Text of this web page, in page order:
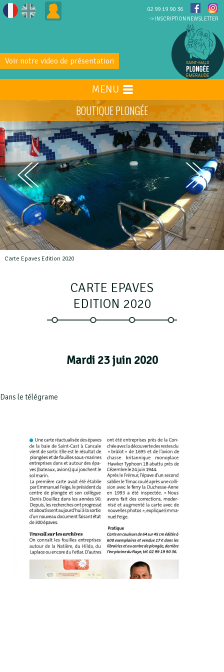
-> INSCRIPTION NEWSLETTER
02 99 19 90 36
Voir notre video de présentation
BOUTIQUE PLONGÉE
MENU
Carte Epaves Edition 2020
CARTE EPAVES
EDITION 2020
Mardi 23 juin 2020
Dans le télégrame